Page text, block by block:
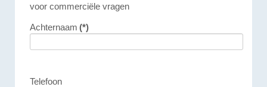
voor commerciële vragen
Achternaam (*)
Telefoon